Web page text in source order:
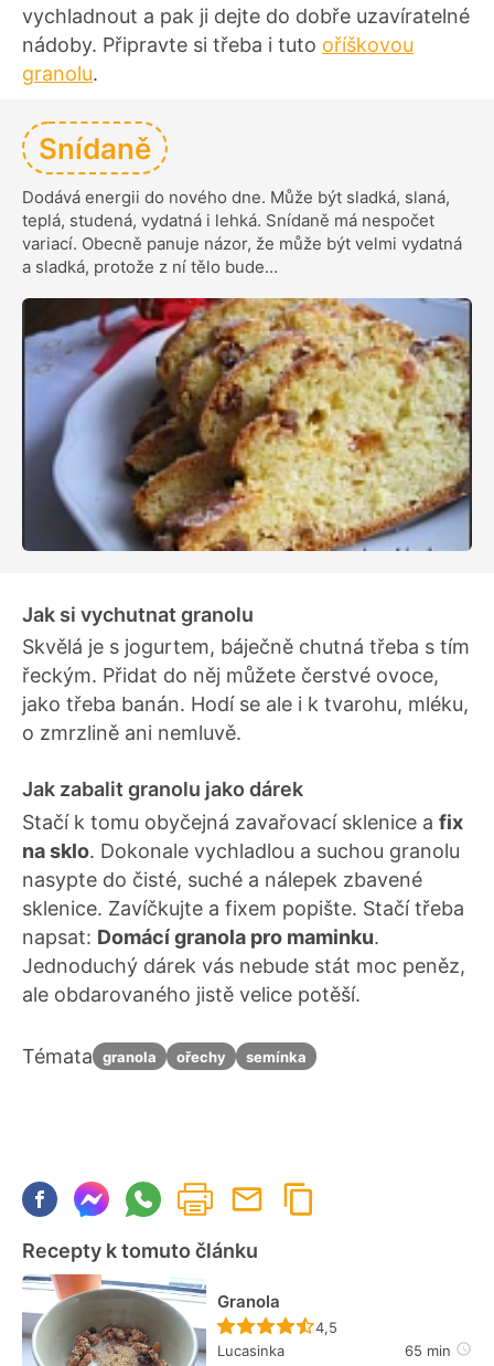
vychladnout a pak ji dejte do dobře uzavíratelné
nádoby. Připravte si třeba i tuto oříškovou
granolu.
Snídaně
Dodává energii do nového dne. Může být sladká, slaná,
teplá, studená, vydatná i lehká. Snídaně má nespočet
variací. Obecně panuje názor, že může být velmi vydatná
a sladká, protože z ní tělo bude…
Jak si vychutnat granolu
Skvělá je s jogurtem, báječně chutná třeba s tím
řeckým. Přidat do něj můžete čerstvé ovoce,
jako třeba banán. Hodí se ale i k tvarohu, mléku,
o zmrzlině ani nemluvě.
Jak zabalit granolu jako dárek
Stačí k tomu obyčejná zavařovací sklenice a fix
na sklo. Dokonale vychladlou a suchou granolu
nasypte do čisté, suché a nálepek zbavené
sklenice. Zavíčkujte a fixem popište. Stačí třeba
napsat: Domácí granola pro maminku.
Jednoduchý dárek vás nebude stát moc peněz,
ale obdarovaného jistě velice potěší.
Témata granola ořechy semínka
Recepty k tomuto článku
Granola
Recept ještě nebyl
4,5
Lucasinka
65 min